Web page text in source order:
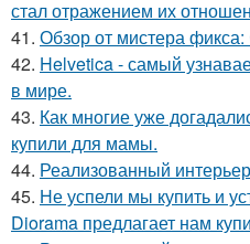
стал отражением их
41. Обзор от мистера
42. Helvetica - самый
в мире.
43. Как многие уже
купили для мамы.
44. Реализованный
45. Не успели мы купить и
Diorama предлагает нам